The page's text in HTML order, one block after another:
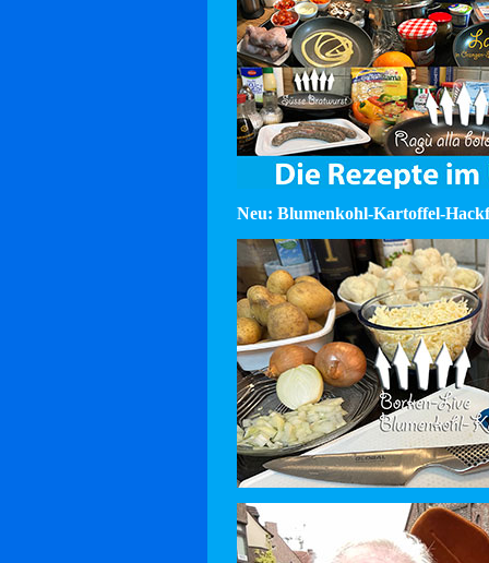
Neu: Blumenkohl-Kartoffel-